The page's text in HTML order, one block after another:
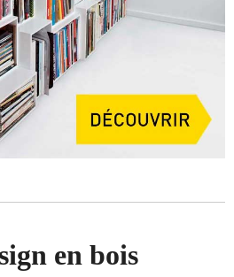
en bois